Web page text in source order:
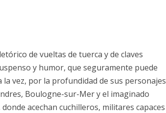
de vueltas de tuerca y de claves
y humor, que seguramente puede
vez, por la profundidad de sus personajes
Boulogne-sur-Mer y el imaginado
acechan cuchilleros, militares capaces